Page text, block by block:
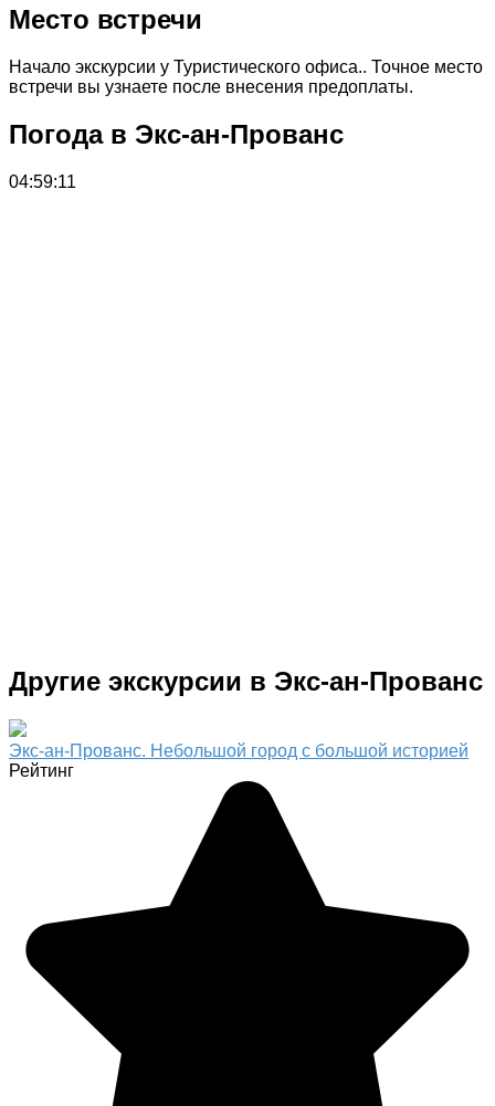
Место встречи
Начало экскурсии у Туристического офиса.. Точное место
встречи вы узнаете после внесения предоплаты.
Погода в Экс-ан-Прованс
04:59:11
Другие экскурсии в Экс-ан-Прованс
Экс-ан-Прованс. Небольшой город с большой историей
Рейтинг